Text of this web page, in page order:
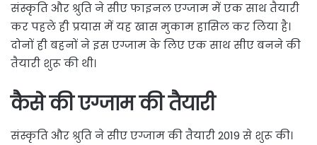
संस्कृति और श्रुति ने सीए फाइनल एग्जाम में एक साथ तैयारी
कर पहले ही प्रयास में यह खास मुकाम हासिल कर लिया है।
दोनों ही बहनों ने इस एग्जाम के लिए एक साथ सीए बनने की
तैयारी शुरू की थी।
कैसे की एग्जाम की तैयारी
संस्कृति और श्रुति ने सीए एग्जाम की तैयारी 2019 से शुरू की।